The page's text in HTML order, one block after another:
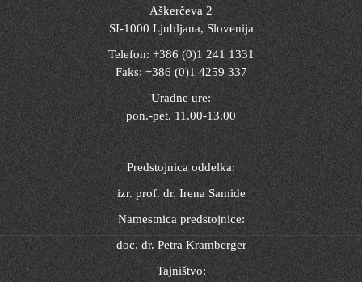
Aškerčeva 2
SI-1000 Ljubljana, Slovenija
Telefon: +386 (0)1 241 1331
Faks: +386 (0)1 4259 337
Uradne ure:
pon.-pet. 11.00-13.00
Predstojnica oddelka:
izr. prof. dr. Irena Samide
Namestnica predstojnice:
doc. dr. Petra Kramberger
Tajništvo: